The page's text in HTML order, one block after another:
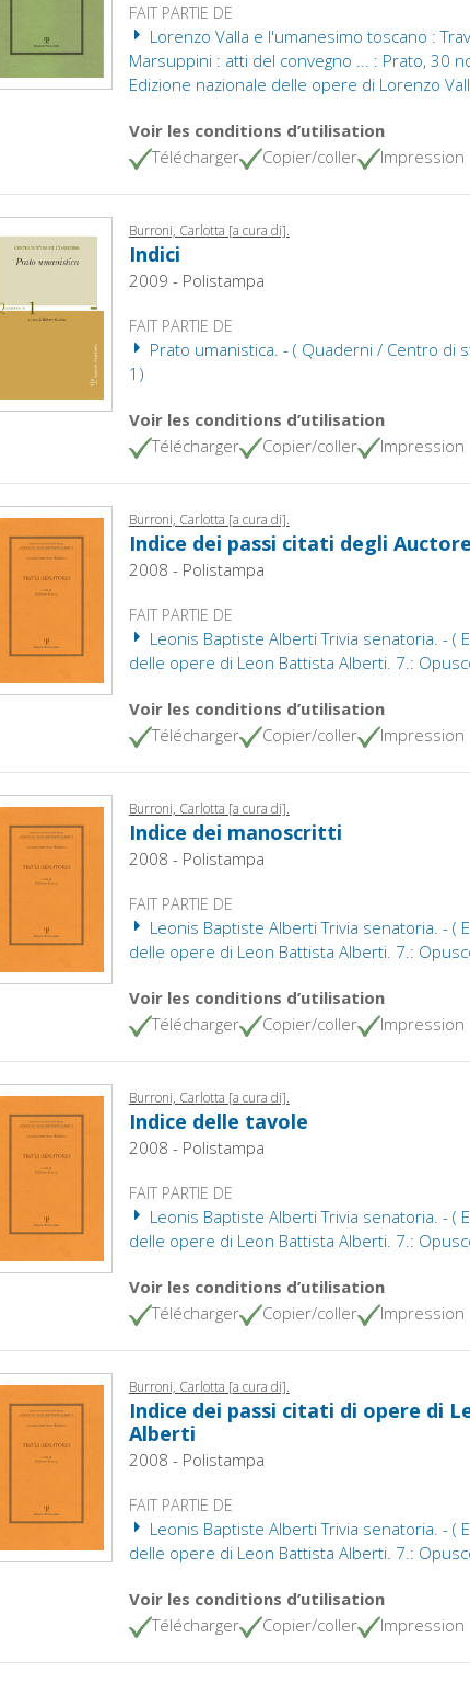
FAIT PARTIE DE
Lorenzo Valla e l'umanesimo toscano :
Marsuppini : atti del convegno ... : Prato, 30
Edizione nazionale delle opere di Lorenzo
Voir les conditions d’utilisation
Télécharger
Copier/coller Impression
Burroni, Carlotta [a cura di].
Indici
2009 - Polistampa
FAIT PARTIE DE
Prato umanistica. - ( Quaderni / Centro di
1)
Voir les conditions d’utilisation
Télécharger
Copier/coller Impression
Burroni, Carlotta [a cura di].
Indice dei passi citati degli
2008 - Polistampa
FAIT PARTIE DE
Leonis Baptiste Alberti Trivia senatoria. - (
delle opere di Leon Battista Alberti. 7.:
Voir les conditions d’utilisation
Télécharger
Copier/coller Impression
Burroni, Carlotta [a cura di].
Indice dei manoscritti
2008 - Polistampa
FAIT PARTIE DE
Leonis Baptiste Alberti Trivia senatoria. - (
delle opere di Leon Battista Alberti. 7.:
Voir les conditions d’utilisation
Télécharger
Copier/coller Impression
Burroni, Carlotta [a cura di].
Indice delle tavole
2008 - Polistampa
FAIT PARTIE DE
Leonis Baptiste Alberti Trivia senatoria. - (
delle opere di Leon Battista Alberti. 7.:
Voir les conditions d’utilisation
Télécharger
Copier/coller Impression
Burroni, Carlotta [a cura di].
Indice dei passi citati di opere di
Alberti
2008 - Polistampa
FAIT PARTIE DE
Leonis Baptiste Alberti Trivia senatoria. - (
delle opere di Leon Battista Alberti. 7.:
Voir les conditions d’utilisation
Télécharger
Copier/coller Impression